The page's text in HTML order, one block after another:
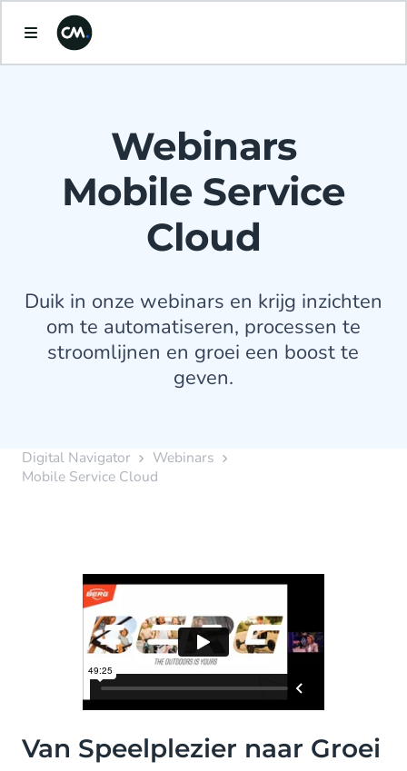
Webinars
Mobile Service
Cloud
Duik in onze webinars en krijg inzichten
om te automatiseren, processen te
stroomlijnen en groei een boost te
geven.
Digital Navigator
Webinars
Mobile Service Cloud
Van Speelplezier naar Groei